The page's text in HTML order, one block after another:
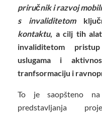
priručnik i razvoj
s invaliditetom
kontaktu, a cilj tih
invaliditetom
uslugama i
tranfsormaciju i
To je saopšteno
predstavljanja